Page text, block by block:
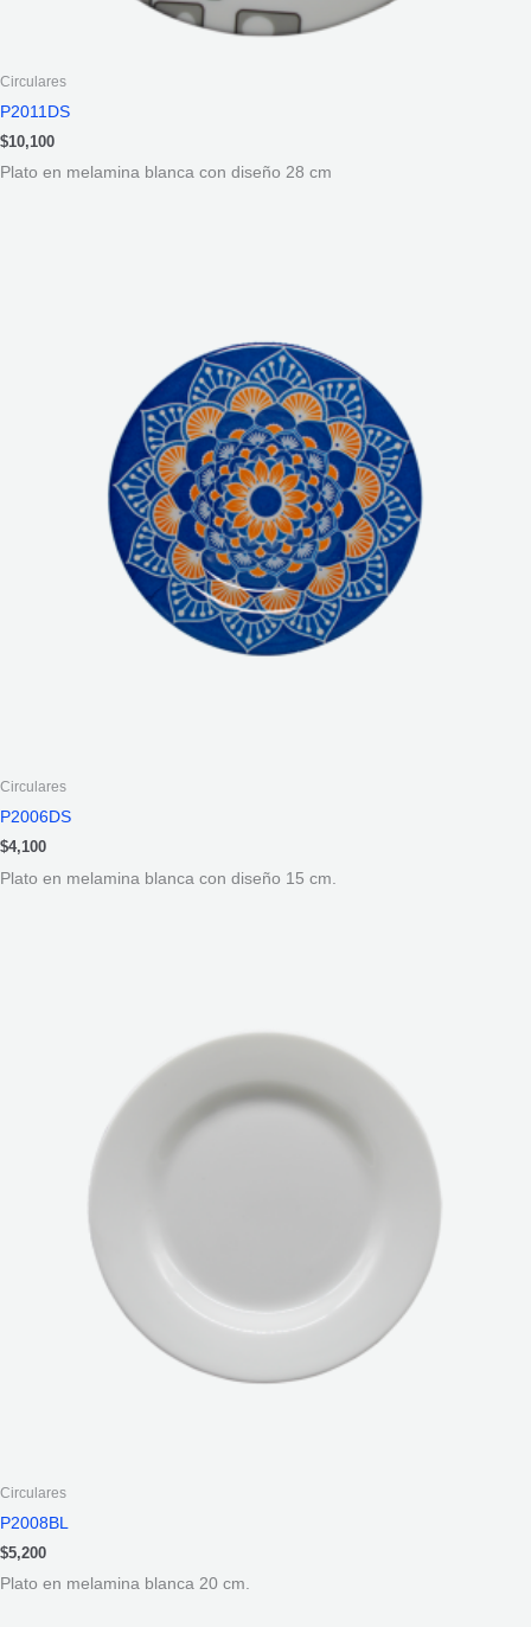
Circulares
P2011DS
$10,100
Plato en melamina blanca con diseño 28 cm
Circulares
P2006DS
$4,100
Plato en melamina blanca con diseño 15 cm.
Circulares
P2008BL
$5,200
Plato en melamina blanca 20 cm.